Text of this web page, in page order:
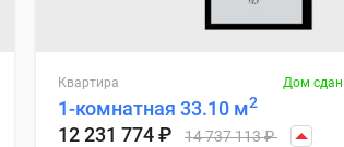
Квартира Дом сдан
1-комнатная 33.10 м2
12 231 774₽ 14 737 113₽